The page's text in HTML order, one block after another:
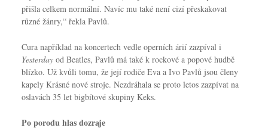
přišla celkem normální. Navíc mu také není cizí přeskakovat
různé žánry,“ řekla Pavlů.
Cura například na koncertech vedle operních árií zazpíval i
Yesterdayod Beatles, Pavlů má také k rockové a popové hudbě
blízko. Už kvůli tomu, že její rodiče Eva a Ivo Pavlů jsou členy
kapely Krásné nové stroje. Nezdráhala se proto letos zazpívat na
oslavách 35 let bigbítové skupiny Keks.
Po porodu hlas dozraje